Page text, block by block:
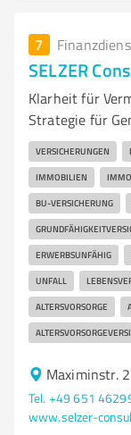
7
SELZER
Klarheit für
Strategie für
VERSICHERUNGEN
IMMOBILIEN
BU-VERSICHERUNG
ERWERBSUNFÄHIG
UNFALL
ALTERSVORSORGE
Maximinstr.
Tel. +49 651
www.selzer-